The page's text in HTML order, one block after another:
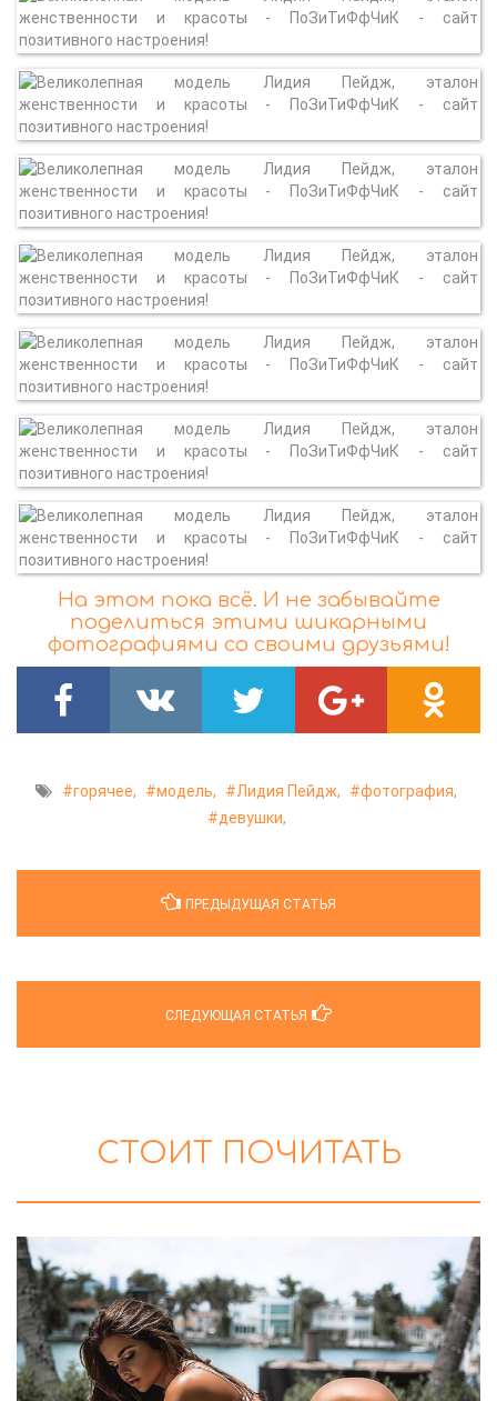
На этом пока всё. И не забывайте
поделиться этими шикарными
фотографиями со своими друзьями!
горячее, модель, Лидия Пейдж,
фотография,
девушки,
ПРЕДЫДУЩАЯ СТАТЬЯ
СЛЕДУЮЩАЯ СТАТЬЯ
СТОИТ ПОЧИТАТЬ